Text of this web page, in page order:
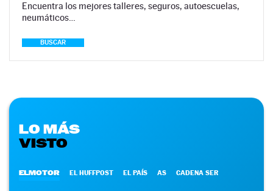
Encuentra los mejores talleres, seguros, autoescuelas,
neumáticos…
BUSCAR
LO MÁS
VISTO
ELMOTOR EL HUFFPOST EL PAÍS AS CADENA SER